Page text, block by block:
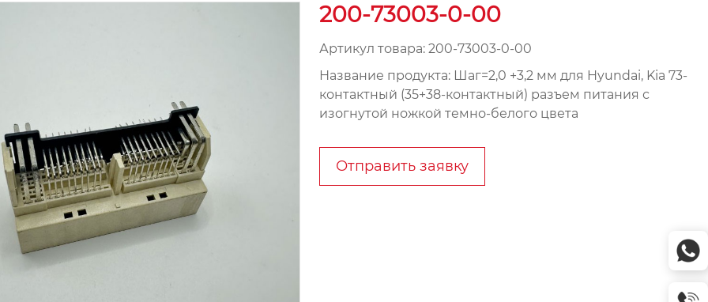
200-73003-0-00
Артикул товара: 200-73003-0-00
Название продукта: Шаг=2,0 +3,2 мм для Hyundai, Kia 73-
контактный (35+38-контактный) разъем питания с
изогнутой ножкой темно-белого цвета
Отправить заявку